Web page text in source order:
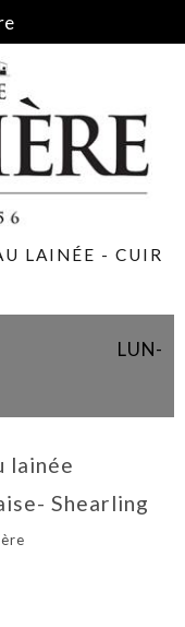
LAINÉE - CUIR
LUN-
lainée
Shearling